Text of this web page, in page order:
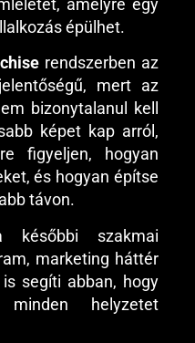
amelyre egy
épülhet.
rendszerben az
mert az
bizonytalanul kell
képet kap arról,
figyeljen, hogyan
és hogyan építse
távon.
szakmai
marketing háttér
segíti abban, hogy
helyzetet